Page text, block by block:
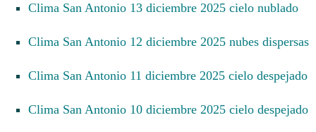
Clima San Antonio 13 diciembre 2025 cielo nublado
Clima San Antonio 12 diciembre 2025 nubes dispersas
Clima San Antonio 11 diciembre 2025 cielo despejado
Clima San Antonio 10 diciembre 2025 cielo despejado